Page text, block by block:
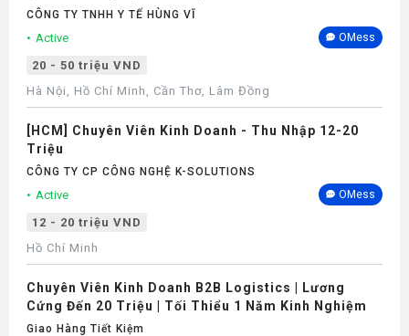
CÔNG TY TNHH Y TẾ HÙNG VĨ
Active OMess
20 - 50 triệu VND
Hà Nội, Hồ Chí Minh, Cần Thơ, Lâm Đồng
[HCM] Chuyên Viên Kinh Doanh - Thu Nhập 12-20
Triệu
CÔNG TY CP CÔNG NGHỆ K-SOLUTIONS
Active OMess
12 - 20 triệu VND
Hồ Chí Minh
Chuyên Viên Kinh Doanh B2B Logistics | Lương
Cứng Đến 20 Triệu | Tối Thiểu 1 Năm Kinh Nghiệm
Giao Hàng Tiết Kiệm